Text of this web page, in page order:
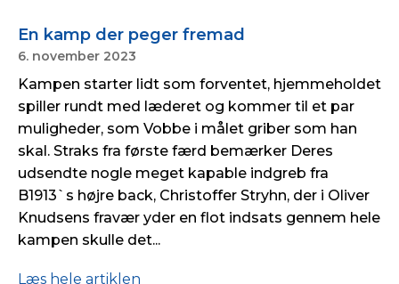
En kamp der peger fremad
6. november 2023
Kampen starter lidt som forventet, hjemmeholdet
spiller rundt med læderet og kommer til et par
muligheder, som Vobbe i målet griber som han
skal. Straks fra første færd bemærker Deres
udsendte nogle meget kapable indgreb fra
B1913`s højre back, Christoffer Stryhn, der i Oliver
Knudsens fravær yder en flot indsats gennem hele
kampen skulle det...
Læs hele artiklen